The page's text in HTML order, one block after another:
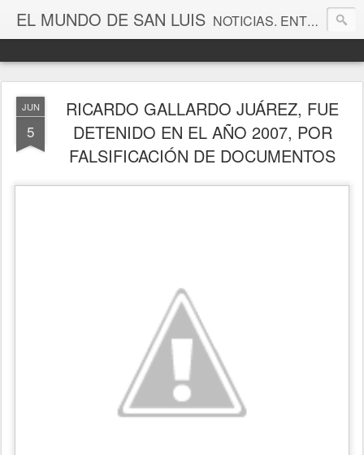
EL MUNDO DE SAN LUIS NOTICIAS. ENTRETENIMIENTO. EDITORIALES. CANAL DE VÍDEOS. GALERÍA DE FOTOGRAFÍAS.
JUN
5
RICARDO GALLARDO JUÁREZ, FUE
DETENIDO EN EL AÑO 2007, POR
FALSIFICACIÓN DE DOCUMENTOS